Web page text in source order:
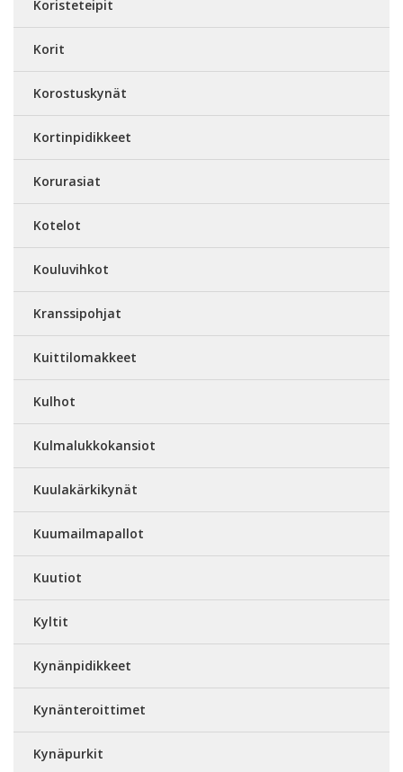
Koristeteipit
Korit
Korostuskynät
Kortinpidikkeet
Korurasiat
Kotelot
Kouluvihkot
Kranssipohjat
Kuittilomakkeet
Kulhot
Kulmalukkokansiot
Kuulakärkikynät
Kuumailmapallot
Kuutiot
Kyltit
Kynänpidikkeet
Kynänteroittimet
Kynäpurkit